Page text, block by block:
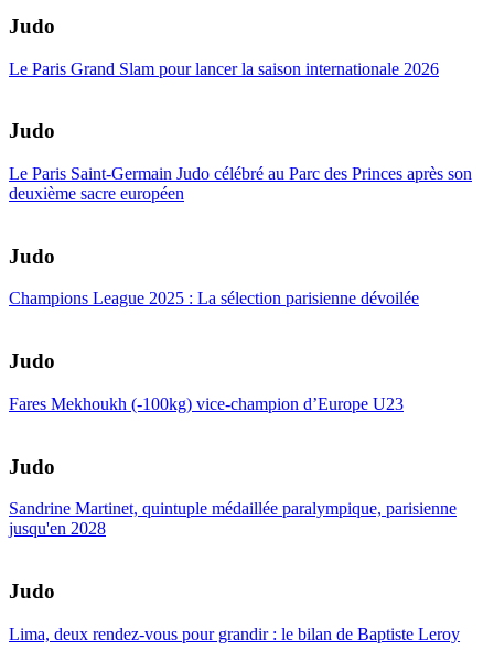
Judo
Le Paris Grand Slam pour lancer la saison internationale 2026
Judo
Le Paris Saint-Germain Judo célébré au Parc des Princes après son
deuxième sacre européen
Judo
Champions League 2025 : La sélection parisienne dévoilée
Judo
Fares Mekhoukh (-100kg) vice-champion d’Europe U23
Judo
Sandrine Martinet, quintuple médaillée paralympique, parisienne
jusqu'en 2028
Judo
Lima, deux rendez-vous pour grandir : le bilan de Baptiste Leroy